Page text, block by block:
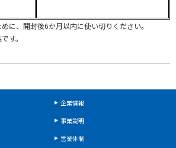
に、開封後6か月以内に使い切りください。
す。
企業情報
事業説明
営業体制